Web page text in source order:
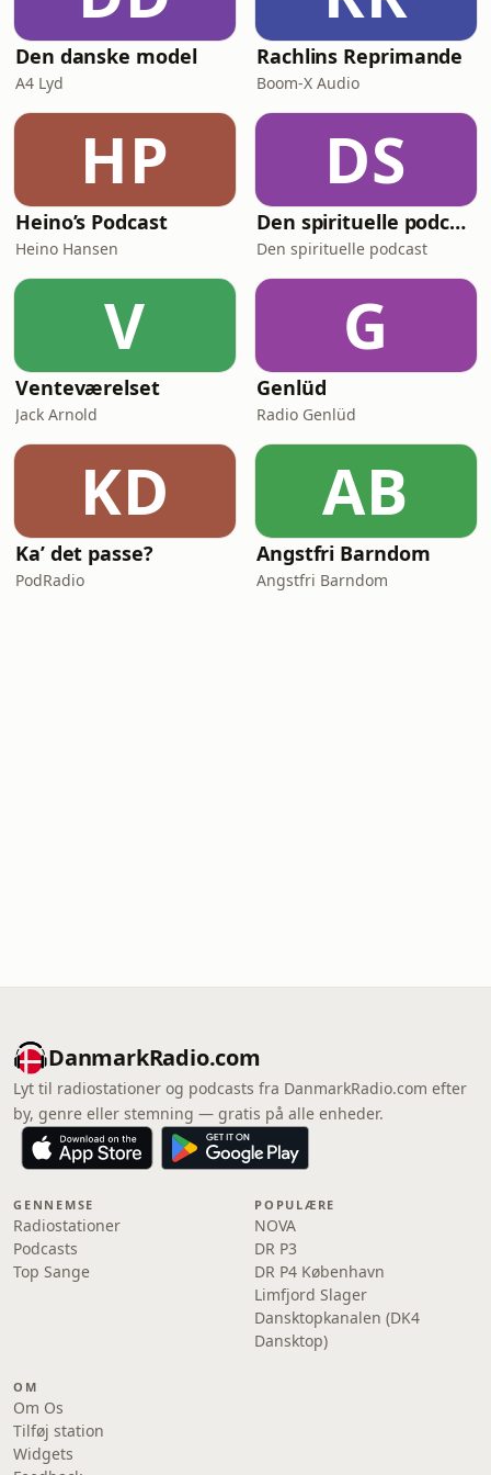
Den danske model
A4 Lyd
Rachlins Reprimande
Boom-X Audio
HP
Heino’s Podcast
Heino Hansen
DS
Den spirituelle podcast
Den spirituelle podcast
V
Venteværelset
Jack Arnold
G
Genlüd
Radio Genlüd
KD
Ka’ det passe?
PodRadio
AB
Angstfri Barndom
Angstfri Barndom
DanmarkRadio.com
Lyt til radiostationer og podcasts fra DanmarkRadio.com efter
by, genre eller stemning — gratis på alle enheder.
GENNEMSE
Radiostationer
Podcasts
Top Sange
POPULÆRE
NOVA
DR P3
DR P4 København
Limfjord Slager
Dansktopkanalen (DK4
Dansktop)
OM
Om Os
Tilføj station
Widgets